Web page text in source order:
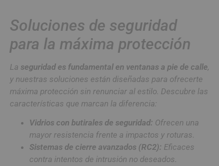
Soluciones de seguridad
para la máxima protección
La seguridad es fundamental en ventanas a pie de calle,
y nuestras soluciones están diseñadas para ofrecerte
máxima protección sin renunciar al estilo. Descubre las
características que marcan la diferencia:
Vidrios con butirales de seguridad: Ofrecen una
mayor resistencia frente a impactos y roturas.
Sistemas de cierre avanzados (RC2): Eficaces
contra intentos de intrusión no deseados.